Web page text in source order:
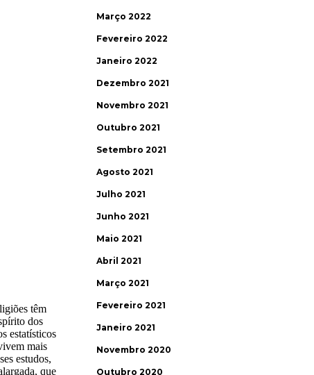
Março 2022
Fevereiro 2022
Janeiro 2022
Dezembro 2021
Novembro 2021
Outubro 2021
Setembro 2021
Agosto 2021
Julho 2021
Junho 2021
Maio 2021
Abril 2021
Março 2021
Fevereiro 2021
Janeiro 2021
Novembro 2020
Outubro 2020